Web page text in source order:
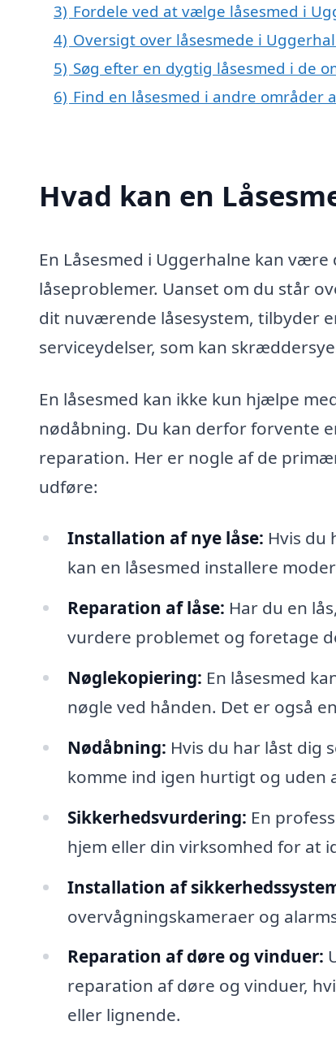
3) Fordele ved at vælge låsesmed i
4) Oversigt over låsesmede i
5) Søg efter en dygtig låsesmed i de
6) Find en låsesmed i andre områder
Hvad kan en
En Låsesmed i Uggerhalne kan
låseproblemer. Uanset om du står
dit nuværende låsesystem, tilbyder
serviceydelser, som kan
En låsesmed kan ikke kun hjælpe
nødåbning. Du kan derfor forvente
reparation. Her er nogle af de
udføre:
Installation af nye låse: Hvis du
kan en låsesmed installere
Reparation af låse: Har du en
vurdere problemet og foretage
Nøglekopiering: En låsesmed
nøgle ved hånden. Det er også
Nødåbning: Hvis du har låst dig
komme ind igen hurtigt og uden
Sikkerhedsvurdering: En
hjem eller din virksomhed for at
Installation af
overvågningskameraer og
Reparation af døre og vinduer:
reparation af døre og vinduer,
eller lignende.